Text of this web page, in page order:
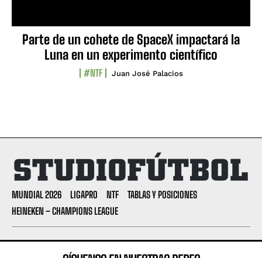
Parte de un cohete de SpaceX impactará la
Luna en un experimento científico
#NTF Juan José Palacios
MUNDIAL 2026 LIGAPRO NTF
TABLAS Y POSICIONES
HEINEKEN – CHAMPIONS LEAGUE